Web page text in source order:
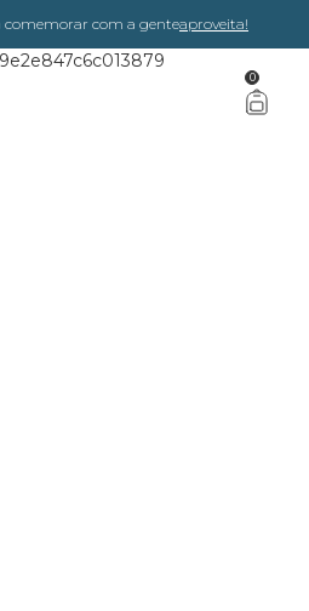
comemorar com a genteaproveita!
0